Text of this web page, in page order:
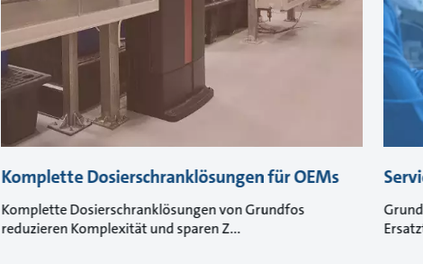
Komplette Dosierschranklösungen für OEMs
Komplette Dosierschranklösungen von Grundfos
reduzieren Komplexität und sparen Z